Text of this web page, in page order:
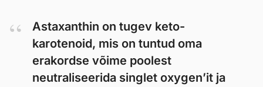
Astaxanthin on tugev keto-
karotenoid, mis on tuntud oma
erakordse võime poolest
neutraliseerida singlet oxygen’it ja